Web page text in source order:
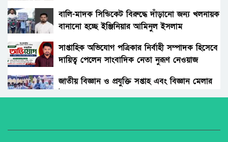
দোরগোড়ায় এক নতুন অধ্যায়ের সূচনা।
বিচারকের স্ত্রীকে কুপিয়ে জখম, ছেলেকে হত্যা করল
পরিচিত যুবক।
আওয়ামী’লীগের অবরোধের বিরুদ্ধে কঠোর অবস্থান
ছিলো জামায়াত ইসলামীর।
বালি-মাদক সিন্ডিকেট বিরুদ্ধে দাঁড়ানো জন্য খলনায়ক
বানানো হচ্ছে ইঞ্জিনিয়ার আমিনুল ইসলাম
সাপ্তাহিক অভিযোগ পত্রিকার নির্বাহী সম্পাদক হিসেবে
দায়িত্ব পেলেন সাংবাদিক নেতা নুরূণ নেওয়াজ
জাতীয় বিজ্ঞান ও প্রযুক্তি সপ্তাহ এবং বিজ্ঞান মেলার